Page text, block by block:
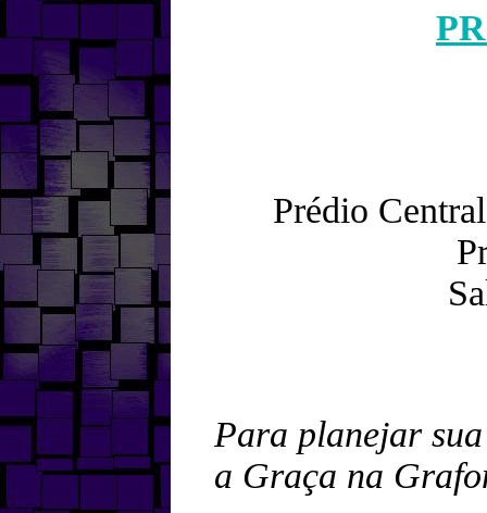
Prédio
Para planejar
a Graça na